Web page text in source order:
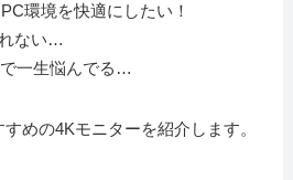
環境を快適にしたい！
ない…
一生悩んでる…
めの4Kモニターを紹介します。